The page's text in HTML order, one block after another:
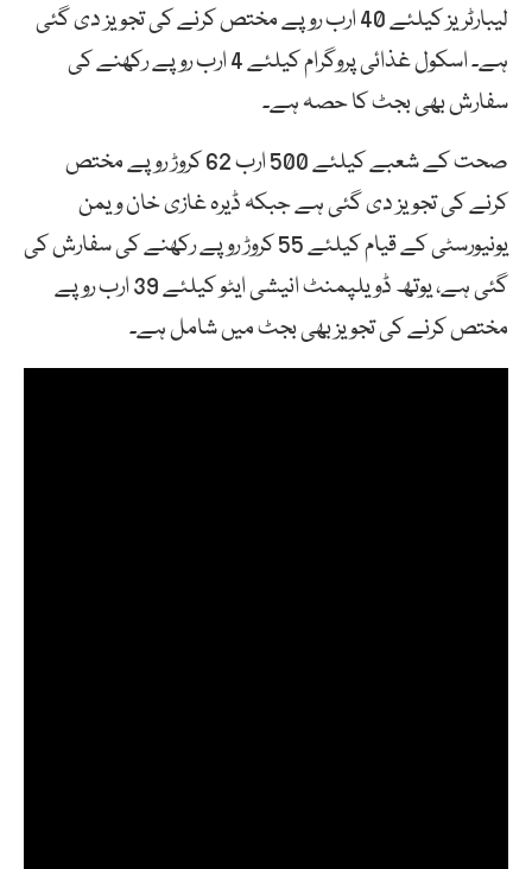
لیبارٹریز کیلئے 40 ارب روپے مختص کرنے کی تجویز دی گئی
ہے۔ اسکول غذائی پروگرام کیلئے 4 ارب روپے رکھنے کی
سفارش بھی بجٹ کا حصہ ہے۔
صحت کے شعبے کیلئے 500 ارب 62 کروڑ روپے مختص
کرنے کی تجویز دی گئی ہے جبکہ ڈیرہ غازی خان ویمن
یونیورسٹی کے قیام کیلئے 55 کروڑ روپے رکھنے کی سفارش کی
گئی ہے، یوتھ ڈویلپمنٹ انیشی ایٹو کیلئے 39 ارب روپے
مختص کرنے کی تجویز بھی بجٹ میں شامل ہے۔